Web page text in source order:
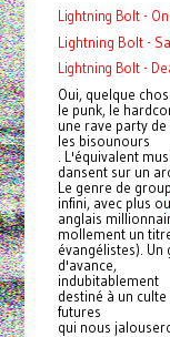
Lightning Bolt -
Lightning Bolt -
Lightning Bolt -
Oui, quelque
le punk, le
une rave party
les bisounours
. L'équivalent
dansent sur un
Le genre de
infini, avec plus ou
anglais
mollement un
évangélistes).
d'avance,
indubitablement
destiné à un
futures
qui nous